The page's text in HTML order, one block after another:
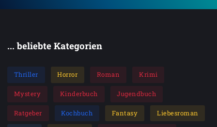
... beliebte Kategorien
Thriller Horror Roman Krimi
Mystery Kinderbuch Jugendbuch
Ratgeber Kochbuch Fantasy Liebesroman